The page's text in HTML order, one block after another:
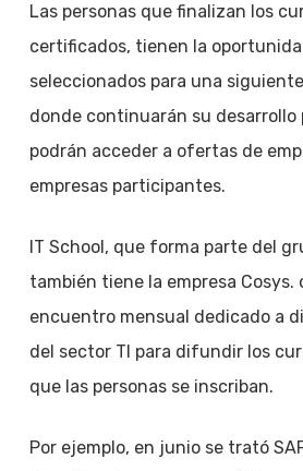
Las personas que finalizan los
certificados, tienen la
seleccionados para una
donde continuarán su desarrollo
podrán acceder a ofertas de
empresas participantes.
IT School, que forma parte del
también tiene la empresa Cosys.
encuentro mensual dedicado a
del sector TI para difundir los
que las personas se inscriban.
Por ejemplo, en junio se trató